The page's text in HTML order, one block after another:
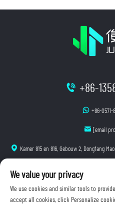
+86-
+86-0571-
[email
Kamer 815 en 816, Gebouw 2, Dongfang
We value your privacy
We use cookies and similar tools to
accept all cookies, click Personalize